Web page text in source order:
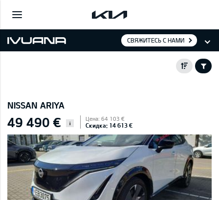
СВЯЖИТЕСЬ С НАМИ
NISSAN ARIYA
49 490 € i
Цена: 64 103 €
Скидка: 14 613 €